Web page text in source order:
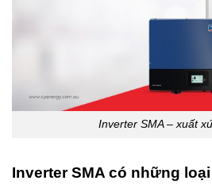
Inverter SMA – xuất
Inverter SMA có những